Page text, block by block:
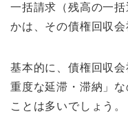
一括請求（残高の一
かは、その債権回収会
基本的に、債権回収
重度な延滞・滞納」
ことは多いでしょう。